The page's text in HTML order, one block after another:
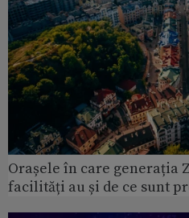
Orașele în care generația
facilități au și de ce sunt